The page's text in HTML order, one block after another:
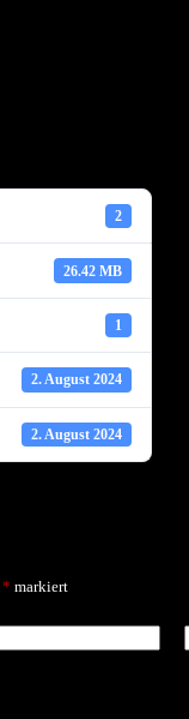
2
26.42 MB
1
2. August 2024
2. August 2024
* markiert